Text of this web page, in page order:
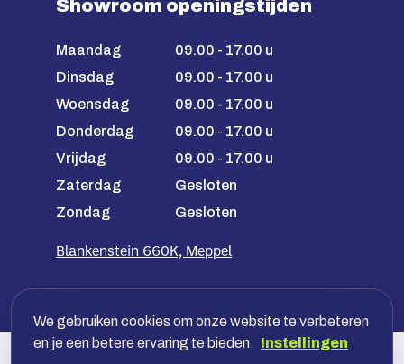
Showroom openingstijden
Maandag
09.00 - 17.00 u
Dinsdag
09.00 - 17.00 u
Woensdag
09.00 - 17.00 u
Donderdag
09.00 - 17.00 u
Vrijdag
09.00 - 17.00 u
Zaterdag
Gesloten
Zondag
Gesloten
Blankenstein 660K, Meppel
We gebruiken cookies om onze website te verbeteren
en je een betere ervaring te bieden. Instellingen